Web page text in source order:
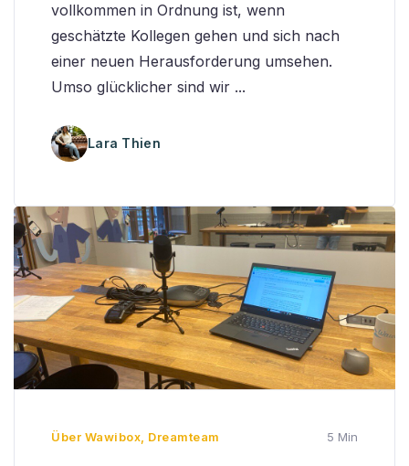
vollkommen in Ordnung ist, wenn
geschätzte Kollegen gehen und sich nach
einer neuen Herausforderung umsehen.
Umso glücklicher sind wir ...
Lara Thien
Über Wawibox Dreamteam 5 Min